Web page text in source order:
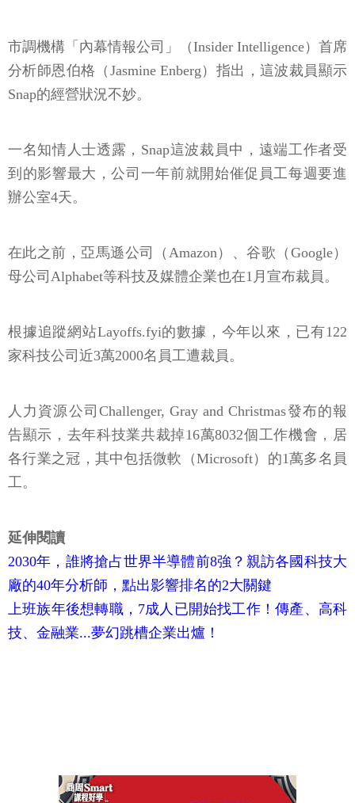
市調機構「內幕情報公司」（Insider Intelligence）首席
分析師恩伯格（Jasmine Enberg）指出，這波裁員顯示
Snap的經營狀況不妙。
一名知情人士透露，Snap這波裁員中，遠端工作者受
到的影響最大，公司一年前就開始催促員工每週要進
辦公室4天。
在此之前，亞馬遜公司（Amazon）、谷歌（Google）
母公司Alphabet等科技及媒體企業也在1月宣布裁員。
根據追蹤網站Layoffs.fyi的數據，今年以來，已有122
家科技公司近3萬2000名員工遭裁員。
人力資源公司Challenger, Gray and Christmas發布的報
告顯示，去年科技業共裁掉16萬8032個工作機會，居
各行業之冠，其中包括微軟（Microsoft）的1萬多名員
工。
延伸閱讀
2030年，誰將搶占世界半導體前8強？親訪各國科技大
廠的40年分析師，點出影響排名的2大關鍵
上班族年後想轉職，7成人已開始找工作！傳產、高科
技、金融業...夢幻跳槽企業出爐！